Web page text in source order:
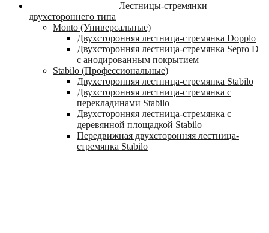
Лестницы-стремянки
двухстороннего типа
Monto (Универсальные)
Двухсторонняя лестница-стремянка Dopplo
Двухсторонняя лестница-стремянка Sepro D
с анодированным покрытием
Stabilo (Профессиональные)
Двухсторонняя лестница-стремянка Stabilo
Двухсторонняя лестница-стремянка с
перекладинами Stabilo
Двухсторонняя лестница-стремянка с
деревянной площадкой Stabilo
Передвижная двухсторонняя лестница-
стремянка Stabilo